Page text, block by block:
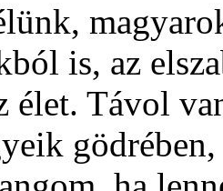
is, az
élet. Távol